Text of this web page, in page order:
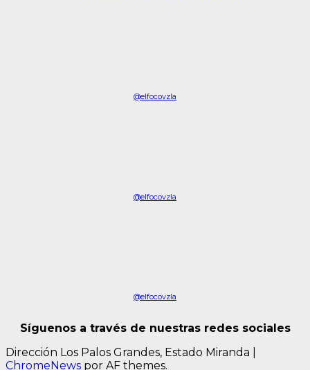
@elfocovzla
@elfocovzla
@elfocovzla
Síguenos a través de nuestras redes sociales
Dirección Los Palos Grandes, Estado Miranda
ChromeNews por AF themes.